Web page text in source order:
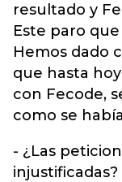
resultado y
Este paro
Hemos dado
que hasta
con Fecode,
como se
- ¿Las
injustificadas?